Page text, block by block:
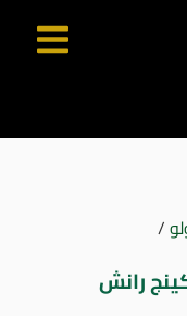
/
رانش